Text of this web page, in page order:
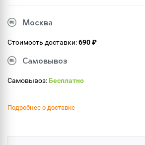
Москва
Стоимость доставки:690 ₽
Самовывоз
Самовывоз:Бесплатно
Подробнее о доставке